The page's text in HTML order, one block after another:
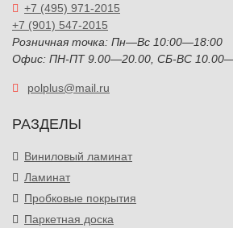
+7 (495) 971-2015
+7 (901) 547-2015
Розничная точка: Пн—Вс 10:00—18:00
Офис: ПН-ПТ 9.00—20.00, СБ-ВС
polplus@mail.ru
РАЗДЕЛЫ
Виниловый ламинат
Ламинат
Пробковые покрытия
Паркетная доска